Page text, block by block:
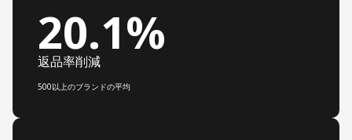
20.1%
返品率削減
500以上のブランドの平均